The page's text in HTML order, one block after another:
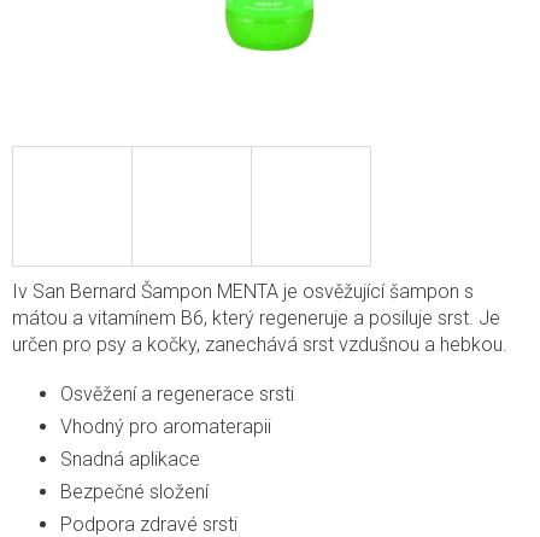
Iv San Bernard Šampon MENTA je osvěžující šampon s
mátou a vitamínem B6, který regeneruje a posiluje srst. Je
určen pro psy a kočky, zanechává srst vzdušnou a hebkou.
Osvěžení a regenerace srsti
Vhodný pro aromaterapii
Snadná aplikace
Bezpečné složení
Podpora zdravé srsti